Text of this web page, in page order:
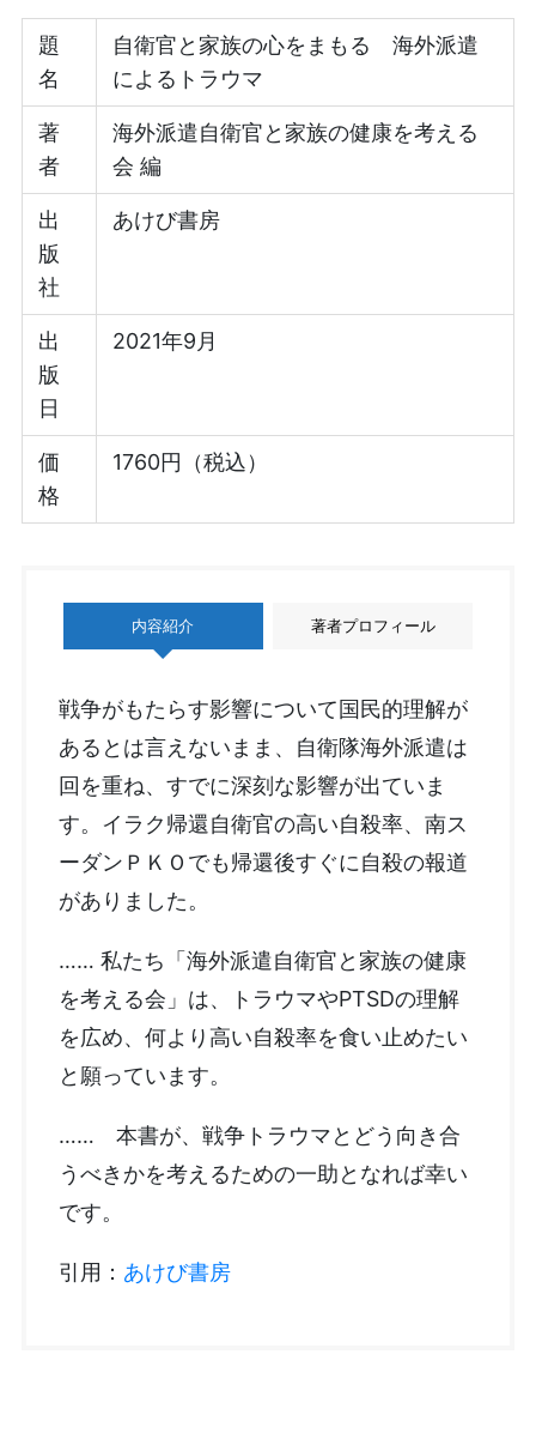
題
名
自衛官と家族の心をまもる 海外派遣
によるトラウマ
著
者
海外派遣自衛官と家族の健康を考える
会 編
出
版
社
あけび書房
出
版
日
2021年9月
価
格
1760円（税込）
内容紹介 著者プロフィール
戦争がもたらす影響について国民的理解が
あるとは言えないまま、自衛隊海外派遣は
回を重ね、すでに深刻な影響が出ていま
す。イラク帰還自衛官の高い自殺率、南ス
ーダンＰＫＯでも帰還後すぐに自殺の報道
がありました。
…… 私たち「海外派遣自衛官と家族の健康
を考える会」は、トラウマやPTSDの理解
を広め、何より高い自殺率を食い止めたい
と願っています。
…… 本書が、戦争トラウマとどう向き合
うべきかを考えるための一助となれば幸い
です。
引用： あけび書房